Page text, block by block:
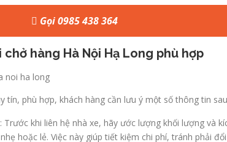
Gọi 0985 438 364
hàng Hà Nội Hạ Long phù hợp
tín, phù hợp, khách hàng cần lưu ý một số thông tin
khi liên hệ nhà xe, hãy ước lượng khối lượng và
hoặc lẻ. Việc này giúp tiết kiệm chi phí, tránh phải